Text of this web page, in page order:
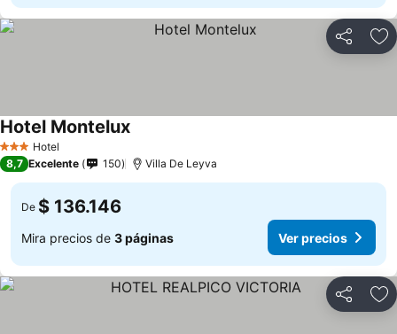
Compartir
3 Estrellas
Hotel
Hotel MonteluxVer precios
8,7 Excelente 150 Villa De Leyva
De $ 136.146
Mira precios de 3 páginas Ver precios
Compartir